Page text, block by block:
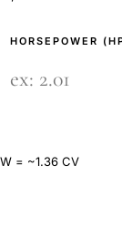
HORSEPOWER
= ~1.36 CV